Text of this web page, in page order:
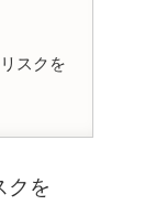
スクを
クを